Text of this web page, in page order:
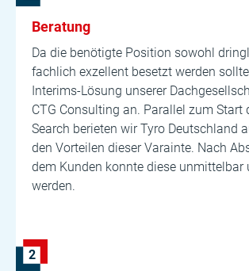
Beratung
Da die benötigte Position sowohl
fachlich exzellent besetzt werden
Interims-Lösung unserer
CTG Consulting an. Parallel zum Start
Search berieten wir Tyro Deutschland
den Vorteilen dieser Varainte. Nach
dem Kunden konnte diese unmittelbar
werden.